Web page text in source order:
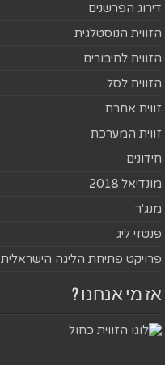
דירוג הפרשנים
הזווית הנוסטלגית
הזווית לחיבורים
הזווית לסל
זווית אחרת
זווית המערכת
חידונים
מונדיאל 2018
מנג'ר
פנטזי ליג
פרויקט פתיחת הליגה הישראלית
אז מי אנחנו ?